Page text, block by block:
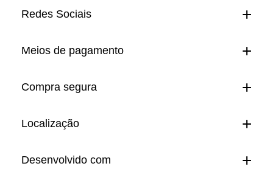
Redes Sociais
Meios de pagamento
Compra segura
Localização
Desenvolvido com